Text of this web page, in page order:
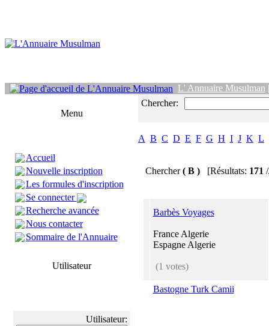
L' Annuaire Musulman
Menu
Accueil
Nouvelle inscription
Les formules d'inscription
Se connecter
Recherche avancée
Nous contacter
Sommaire de l'Annuaire
Utilisateur
Utilisateur:
Chercher:
A B C D E F G H I J K L
Chercher( B ) [Résultats: 171
Barbès Voyages
France Algerie
Espagne Algerie
(1 votes)
Bastogne Turk Camii